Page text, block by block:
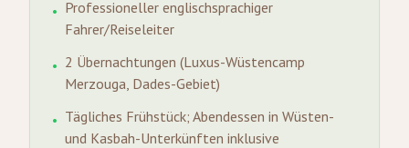
• Professioneller englischsprachiger
Fahrer/Reiseleiter
• 2 Übernachtungen (Luxus-Wüstencamp
Merzouga, Dades-Gebiet)
• Tägliches Frühstück; Abendessen in Wüsten-
und Kasbah-Unterkünften inklusive